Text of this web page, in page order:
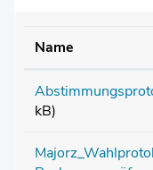
Name
kB)